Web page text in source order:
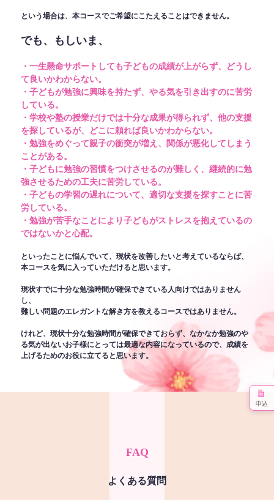
という場合は、本コースでご希望にこたえることはできません。
でも、もしいま、
・一生懸命サポートしても子どもの成績が上がらず、どうし
て良いかわからない。
・子どもが勉強に興味を持たず、やる気を引き出すのに苦労
している。
・学校や塾の授業だけでは十分な成果が得られず、他の支援
を探しているが、どこに頼れば良いかわからない。
・勉強をめぐって親子の衝突が増え、関係が悪化してしまう
ことがある。
・子どもに勉強の習慣をつけさせるのが難しく、継続的に勉
強させるための工夫に苦労している。
・子どもの学習の遅れについて、適切な支援を探すことに苦
労している。
・勉強が苦手なことにより子どもがストレスを抱えているの
ではないかと心配。
といったことに悩んでいて、現状を改善したいと考えているならば、
本コースを気に入っていただけると思います。
現状すでに十分な勉強時間が確保できている人向けではありません
し、
難しい問題のエレガントな解き方を教えるコースではありません。
けれど、現状十分な勉強時間が確保できておらず、なかなか勉強のや
る気が出ないお子様にとっては最適な内容になっているので、成績を
上げるためのお役に立てると思います。
FAQ
よくある質問
申込